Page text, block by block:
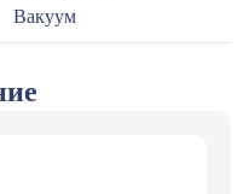
Вакуум